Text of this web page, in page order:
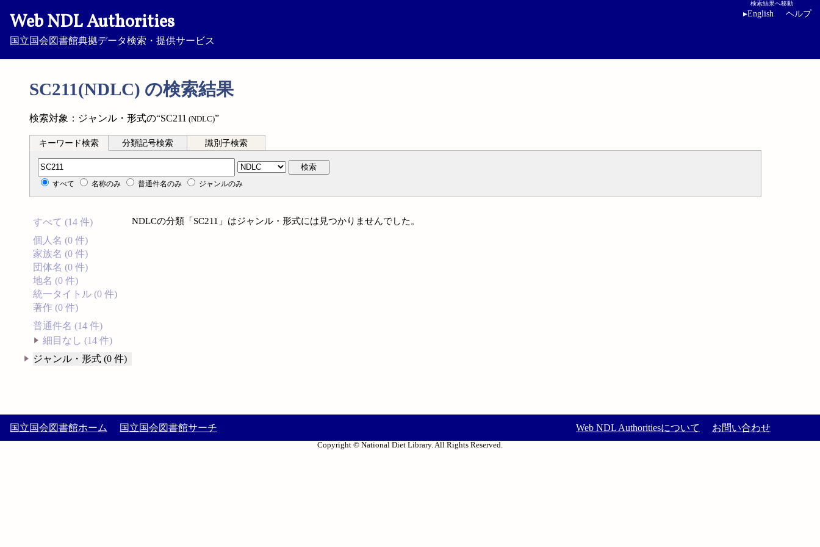
Web NDL Authorities
国立国会図書館典拠データ検索・提供サービス
検索結果へ移動
▸English ヘルプ
SC211(NDLC) の検索結果
検索対象：ジャンル・形式の“SC211 (NDLC)”
キーワード検索 分類記号検索 識別子検索
分類記号検索 検索
すべて 名称のみ 普通件名のみ ジャンルのみ
すべて (14 件)
個人名 (0 件)
家族名 (0 件)
団体名 (0 件)
地名 (0 件)
統一タイトル (0 件)
著作 (0 件)
普通件名 (14 件)
細目なし (14 件)
ジャンル・形式 (0 件)
NDLCの分類「SC211」はジャンル・形式には見つかりませんでした。
国立国会図書館ホーム 国立国会図書館サーチ Web NDL Authoritiesについて お問い合わせ
Copyright © National Diet Library. All Rights Reserved.